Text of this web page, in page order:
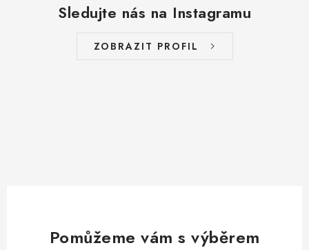
Sledujte nás na Instagramu
ZOBRAZIT PROFIL
Pomůžeme vám s výběrem